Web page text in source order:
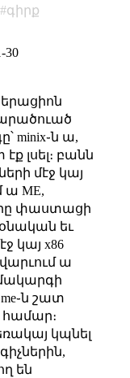
գիրք
30
minix֊ն ա,
լսել։ բանն
մէջ կայ
ա ME,
փաստացի
եւ
կայ x86
ա
շատ
համար։
կպնել
են